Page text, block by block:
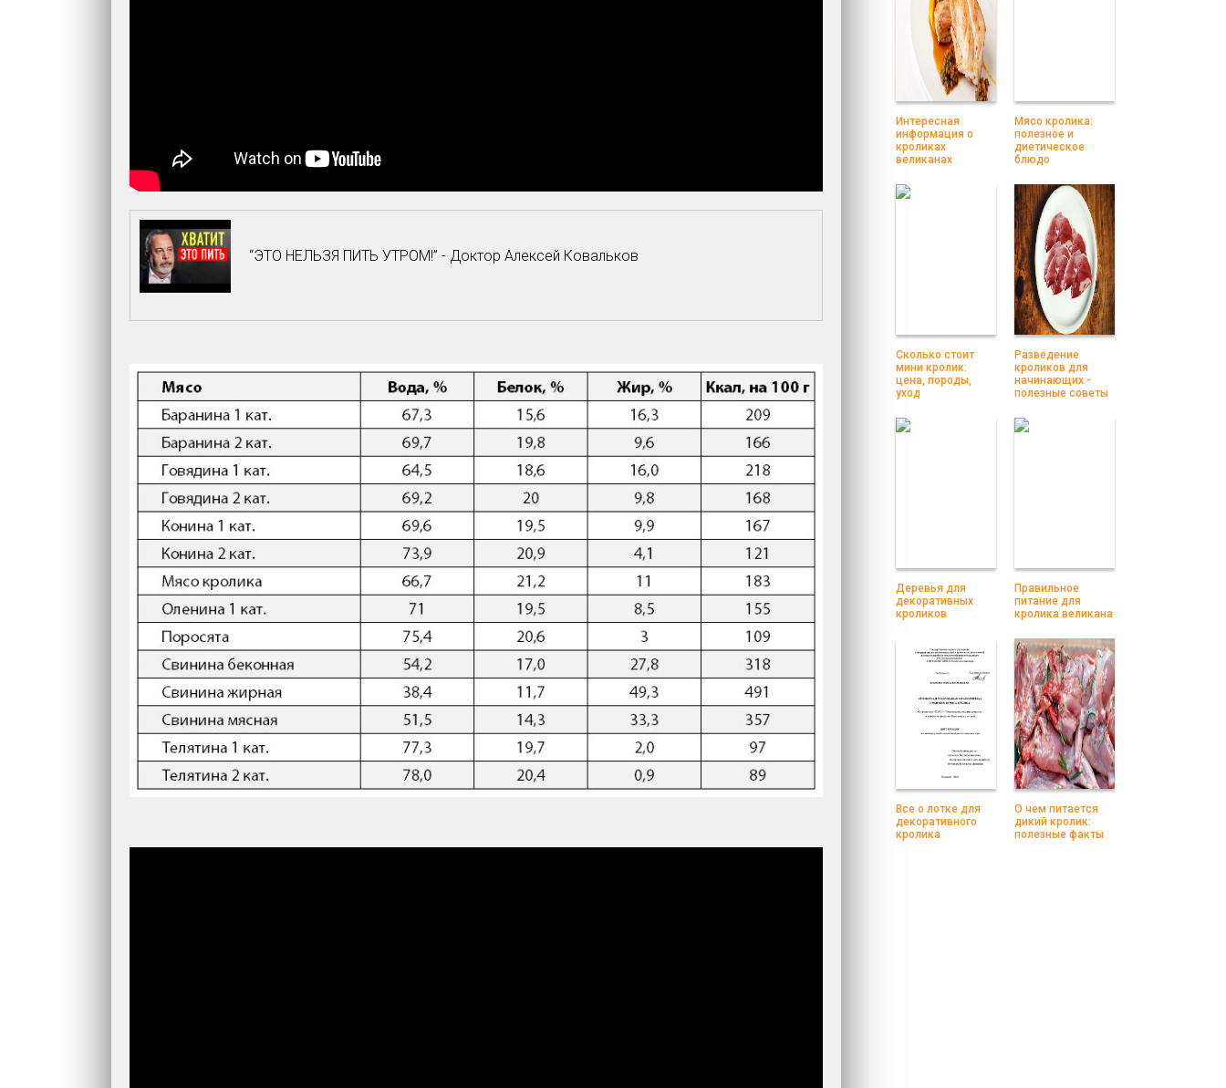
“ЭТО НЕЛЬЗЯ ПИТЬ УТРОМ!” - Доктор Алексей Ковальков
Интересная
информация о
кроликах
великанах
Мясо кролика:
полезное и
диетическое
блюдо
Сколько стоит
мини кролик:
цена, породы,
уход
Разведение
кроликов для
начинающих -
полезные советы
Деревья для
декоративных
кроликов
Правильное
питание для
кролика великана
Все о лотке для
декоративного
кролика
О чем питается
дикий кролик:
полезные факты